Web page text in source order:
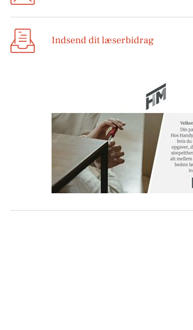
Indsend dit læserbidrag